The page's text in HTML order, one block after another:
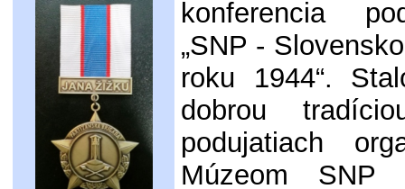
konferencia
„SNP -
roku 1944“.
dobrou
podujatiach
Múzeom SNP